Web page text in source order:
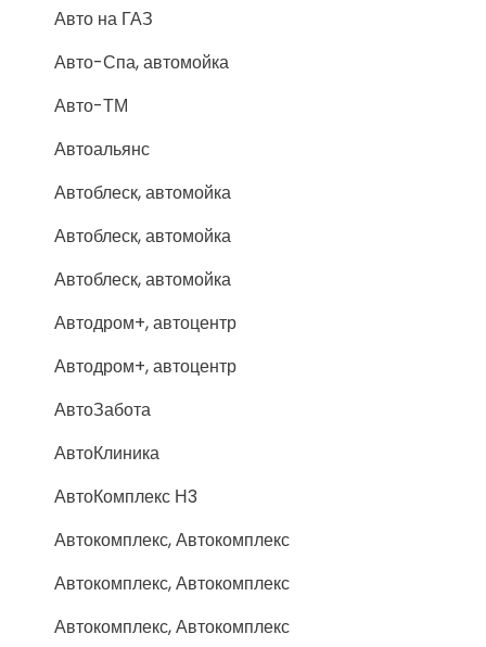
Авто на ГАЗ
Авто-Спа, автомойка
Авто-ТМ
Автоальянс
Автоблеск, автомойка
Автоблеск, автомойка
Автоблеск, автомойка
Автодром+, автоцентр
Автодром+, автоцентр
АвтоЗабота
АвтоКлиника
АвтоКомплекс Н3
Автокомплекс, Автокомплекс
Автокомплекс, Автокомплекс
Автокомплекс, Автокомплекс